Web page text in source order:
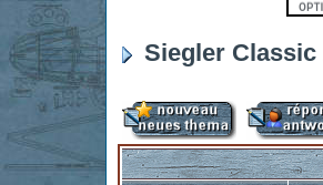
Siegler Classic